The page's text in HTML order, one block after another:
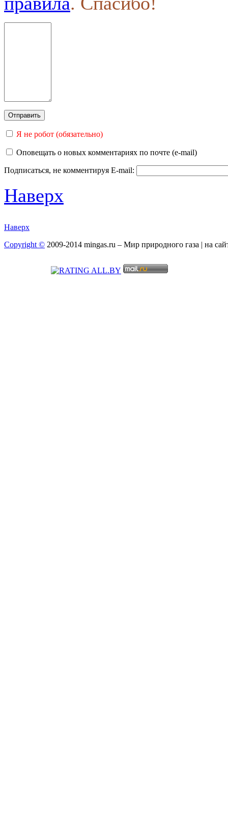
Я не робот (обязательно)
Оповещать о новых комментариях по почте (e-mail)
Подписаться, не комментируя E-mail:
Наверх
Наверх
Copyright © 2009-2014 mingas.ru – Мир природного газа | на